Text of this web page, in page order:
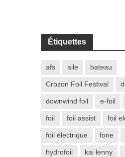
Étiquettes
afs aile bateau
Crozon Foil Festival
downwind foil e-foil
foil foil assist foil
foil électrique fone
hydrofoil kai lenny